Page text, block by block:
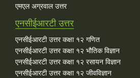
एमएल अग्रवाल उत्तर
एनसीईआरटी उत्तर
एनसीईआरटी उत्तर कक्षा १२ गणित
एनसीईआरटी उत्तर कक्षा १२ भौतिक विज्ञान
एनसीईआरटी उत्तर कक्षा १२ रसायन विज्ञान
एनसीईआरटी उत्तर कक्षा १२ जीवविज्ञान